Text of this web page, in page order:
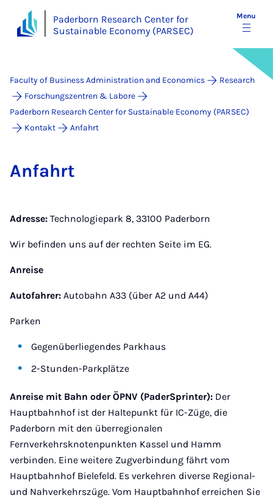
Paderborn Research Center for
Sustainable Economy (PARSEC)
Menu
Faculty of Business Administration and Economics
Research
Forschungszentren & Labore
Paderborn Research Center for Sustainable Economy (PARSEC)
Kontakt
Anfahrt
An­fahrt
Adresse: Technologiepark 8, 33100 Paderborn
Wir befinden uns auf der rechten Seite im EG.
Anreise
Autofahrer: Autobahn A33 (über A2 und A44)
Parken
Gegenüberliegendes Parkhaus
2-Stunden-Parkplätze
Anreise mit Bahn oder ÖPNV (PaderSprinter): Der
Hauptbahnhof ist der Haltepunkt für IC-Züge, die
Paderborn mit den überregionalen
Fernverkehrsknotenpunkten Kassel und Hamm
verbinden. Eine weitere Zugverbindung fährt vom
Hauptbahnhof Bielefeld. Es verkehren diverse Regional-
und Nahverkehrszüge. Vom Hauptbahnhof erreichen Sie